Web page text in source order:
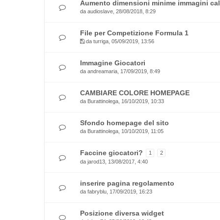
Aumento dimensioni minime immagini
da audioslave , 28/08/2018, 8:29
File per Competizione Formula 1
da turriga , 05/09/2019, 13:56
Immagine Giocatori
da andreamaria , 17/09/2019, 8:49
CAMBIARE COLORE HOMEPAGE
da Burattinolega , 16/10/2019, 10:33
Sfondo homepage del sito
da Burattinolega , 10/10/2019, 11:05
Faccine giocatori? 1
2
da jarod13 , 13/08/2017, 4:40
inserire pagina regolamento
da fabryblu , 17/09/2019, 16:23
Posizione diversa widget